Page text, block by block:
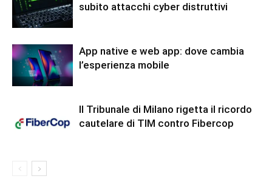
subito attacchi cyber distruttivi
App native e web app: dove cambia
l’esperienza mobile
Il Tribunale di Milano rigetta il ricordo
cautelare di TIM contro Fibercop